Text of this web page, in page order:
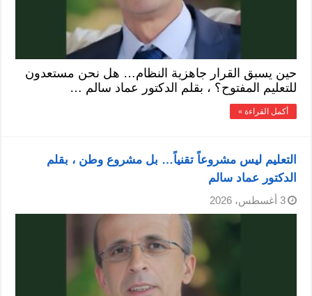
حين يسبق القرار جاهزية النظام… هل نحن مستعدون
للتعليم المفتوح؟ ، بقلم الدكتور عماد سالم …
أكمل القراءة »
التعليم ليس مشروعاً تقنياً… بل مشروع وطن ، بقلم
الدكتور عماد سالم
3 أغسطس، 2026